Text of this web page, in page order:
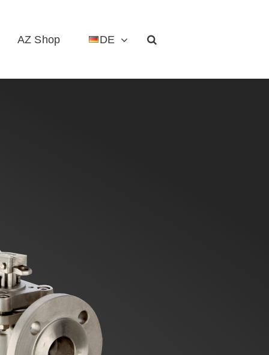
AZ Shop DE